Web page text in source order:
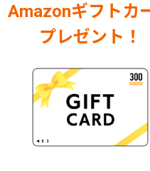
Amazonギフトカ
プレゼント！